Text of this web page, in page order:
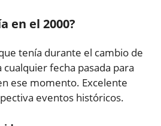
en el 2000?
tenía durante el cambio de
fecha pasada para
ese momento. Excelente
eventos históricos.